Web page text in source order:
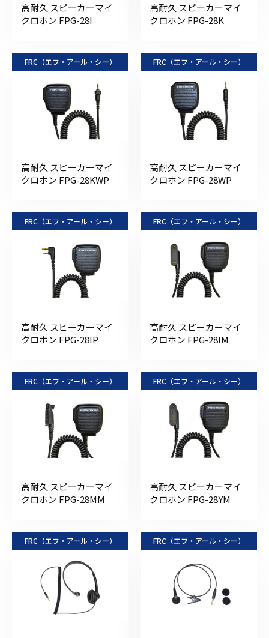
高耐久 スピーカーマイ
クロホン FPG-28I
高耐久 スピーカーマイ
クロホン FPG-28K
FRC（エフ・アール・シー）
高耐久 スピーカーマイ
クロホン FPG-28KWP
FRC（エフ・アール・シー）
高耐久 スピーカーマイ
クロホン FPG-28WP
FRC（エフ・アール・シー）
高耐久 スピーカーマイ
クロホン FPG-28IP
FRC（エフ・アール・シー）
高耐久 スピーカーマイ
クロホン FPG-28IM
FRC（エフ・アール・シー）
高耐久 スピーカーマイ
クロホン FPG-28MM
FRC（エフ・アール・シー）
高耐久 スピーカーマイ
クロホン FPG-28YM
FRC（エフ・アール・シー） FRC（エフ・アール・シー）